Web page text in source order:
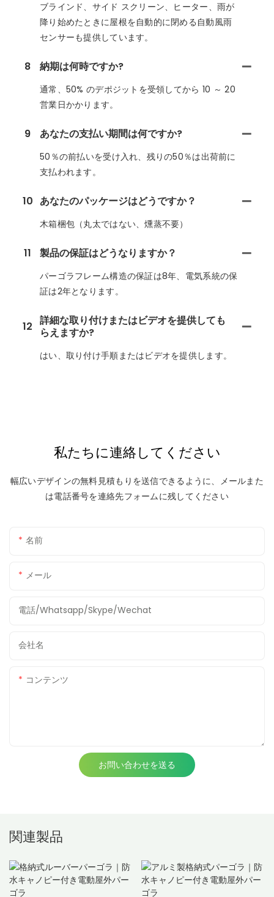
ブラインド、サイド スクリーン、ヒーター、雨が
降り始めたときに屋根を自動的に閉める自動風雨
センサーも提供しています。
8 納期は何時ですか?
通常、50% のデポジットを受領してから 10 ～ 20
営業日かかります。
9 あなたの支払い期間は何ですか?
50％の前払いを受け入れ、残りの50％は出荷前に
支払われます。
10 あなたのパッケージはどうですか？
木箱梱包（丸太ではない、燻蒸不要）
11 製品の保証はどうなりますか？
パーゴラフレーム構造の保証は8年、電気系統の保
証は2年となります。
12 詳細な取り付けまたはビデオを提供しても
らえますか?
はい、取り付け手順またはビデオを提供します。
私たちに連絡してください
幅広いデザインの無料見積もりを送信できるように、メールまた
は電話番号を連絡先フォームに残してください
名前
メール
電話/whatsapp/skype/wechat
会社名
コンテンツ
お問い合わせを送る
関連製品